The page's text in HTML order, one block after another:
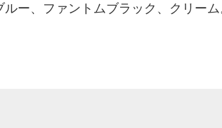
ー、ファントムブラック、クリー